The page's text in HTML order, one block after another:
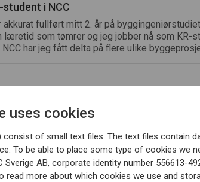
i NCC
akkurat fullført mitt 2. år på
læretid som tømrer og jeg jobber nå som KR-
har jeg fått delta på flere ulike
kunnskap og ny erfaring?
uses cookies
consist of small text files. The text files contain
To be able to place some type of cookies we
Sverige AB, corporate identity number 556613-
read more about which cookies we use and